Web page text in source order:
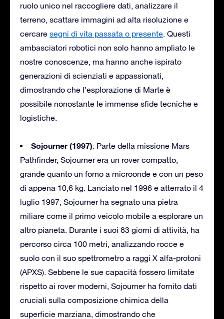
ruolo unico nel raccogliere dati, analizzare il
terreno, scattare immagini ad alta risoluzione e
cercare segni di vita passata o presente. Questi
ambasciatori robotici non solo hanno ampliato le
nostre conoscenze, ma hanno anche ispirato
generazioni di scienziati e appassionati,
dimostrando che l’esplorazione di Marte è
possibile nonostante le immense sfide tecniche e
logistiche.
Sojourner (1997): Parte della missione Mars
Pathfinder, Sojourner era un rover compatto,
grande quanto un forno a microonde e con un peso
di appena 10,6 kg. Lanciato nel 1996 e atterrato il 4
luglio 1997, Sojourner ha segnato una pietra
miliare come il primo veicolo mobile a esplorare un
altro pianeta. Durante i suoi 83 giorni di attività, ha
percorso circa 100 metri, analizzando rocce e
suolo con il suo spettrometro a raggi X alfa-protoni
(APXS). Sebbene le sue capacità fossero limitate
rispetto ai rover moderni, Sojourner ha fornito dati
cruciali sulla composizione chimica della
superficie marziana, dimostrando che